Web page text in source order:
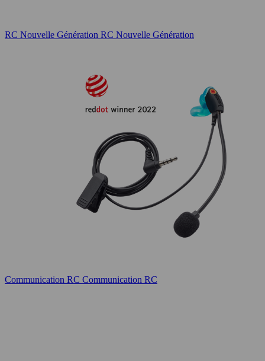
RC Nouvelle Génération RC Nouvelle Génération
Communication RC Communication RC